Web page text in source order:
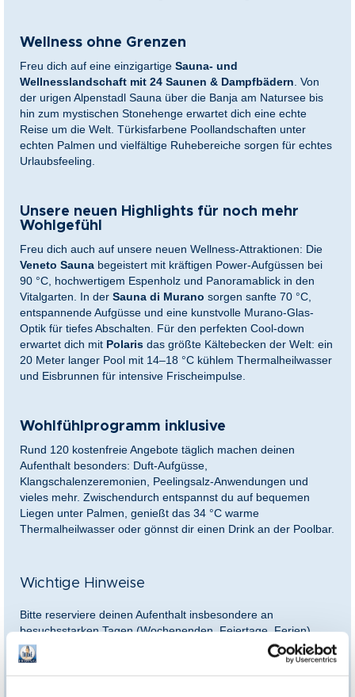
Wellness ohne Grenzen
Freu dich auf eine einzigartige Sauna- und
Wellnesslandschaft mit 24 Saunen & Dampfbädern. Von
der urigen Alpenstadl Sauna über die Banja am Natursee bis
hin zum mystischen Stonehenge erwartet dich eine echte
Reise um die Welt. Türkisfarbene Poollandschaften unter
echten Palmen und vielfältige Ruhebereiche sorgen für echtes
Urlaubsfeeling.
Unsere neuen Highlights für noch mehr
Wohlgefühl
Freu dich auch auf unsere neuen Wellness-Attraktionen: Die
Veneto Sauna begeistert mit kräftigen Power-Aufgüssen bei
90 °C, hochwertigem Espenholz und Panoramablick in den
Vitalgarten. In der Sauna di Murano sorgen sanfte 70 °C,
entspannende Aufgüsse und eine kunstvolle Murano-Glas-
Optik für tiefes Abschalten. Für den perfekten Cool-down
erwartet dich mit Polaris das größte Kältebecken der Welt: ein
20 Meter langer Pool mit 14–18 °C kühlem Thermalheilwasser
und Eisbrunnen für intensive Frischeimpulse.
Wohlfühlprogramm inklusive
Rund 120 kostenfreie Angebote täglich machen deinen
Aufenthalt besonders: Duft-Aufgüsse,
Klangschalenzeremonien, Peelingsalz-Anwendungen und
vieles mehr. Zwischendurch entspannst du auf bequemen
Liegen unter Palmen, genießt das 34 °C warme
Thermalheilwasser oder gönnst dir einen Drink an der Poolbar.
Wichtige Hinweise
Bitte reserviere deinen Aufenthalt insbesondere an
besuchsstarken Tagen (Wochenenden, Feiertage, Ferien)
vorab
. Alternativ ist die Eintrittsreservierung bei der
Reservierung einer Lounge
automatisch inbegriffen. Die
Lounge kann bei vorheriger online Reservierung vor Ort (mit